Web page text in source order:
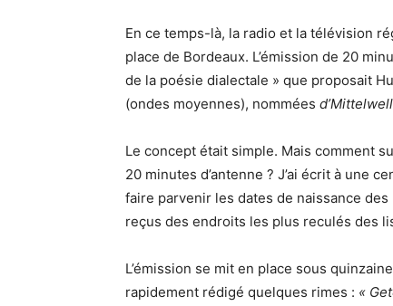
En ce temps-là, la radio et la télévision
place de Bordeaux. L’émission de 20
de la poésie dialectale » que proposait
(ondes moyennes), nommées
Le concept était simple. Mais comment
20 minutes d’antenne ? J’ai écrit à une
faire parvenir les dates de naissance
reçus des endroits les plus reculés des
L’émission se mit en place sous
rapidement rédigé quelques rimes : «